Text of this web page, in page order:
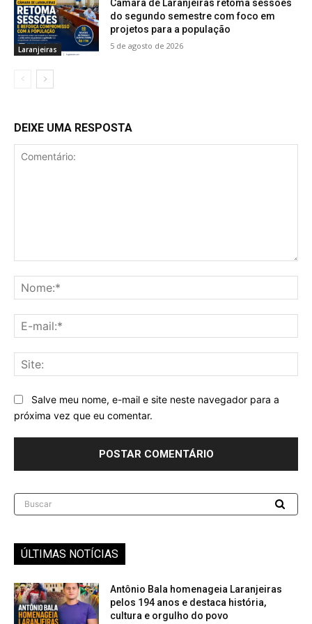
Laranjeiras
Câmara de Laranjeiras retoma sessões
do segundo semestre com foco em
projetos para a população
5 de agosto de 2026
DEIXE UMA RESPOSTA
Salve meu nome, e-mail e site neste navegador para a
próxima vez que eu comentar.
Buscar
ÚLTIMAS NOTÍCIAS
Antônio Bala homenageia Laranjeiras
pelos 194 anos e destaca história,
cultura e orgulho do povo